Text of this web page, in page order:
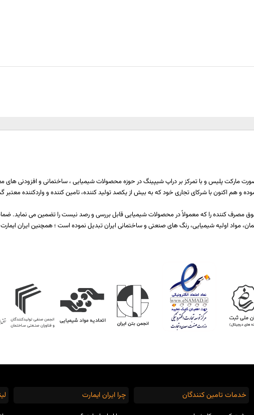
مارکت پلیس و با تمرکز بر دراپ شیپینگ در حوزه محصولات شیمیایی ، ساختمانی و افزودنی های
صنایع مختلف تولیدی است که از سال 1397 شروع به فعالیت نموده و هم اکنون با شرکای تجاری خود که به بیش از یکصد تولید کننده، تامین کننده
مصرف کننده را که معمولاً در محصولات شیمیایی قابل بررسی و رصد نیست را تضمین می نماید.
مواد اولیه شیمیایی، رنگ های صنعتی و ساختمانی ایران تبدیل نموده است ؛ همچنین ایران
خدمات تامین کنندگان چرا ایران ایمارت